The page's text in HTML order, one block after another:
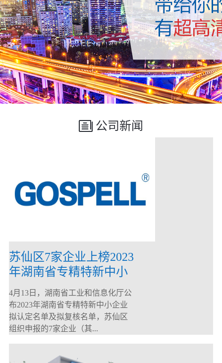
公司新闻
苏仙区7家企业上榜2023
年湖南省专精特新中小
企业
4月13日，湖南省工业和信息化厅公
布2023年湖南省专精特新中小企业
拟认定名单及拟复核名单，苏仙区
组织申报的7家企业（其...